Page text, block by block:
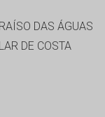
DAS ÁGUAS
DE COSTA